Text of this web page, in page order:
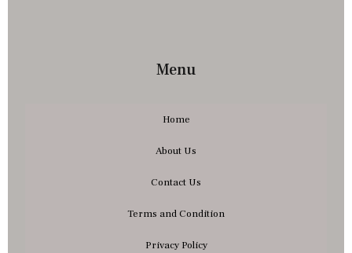
Menu
Home
About Us
Contact Us
Terms and Condition
Privacy Policy